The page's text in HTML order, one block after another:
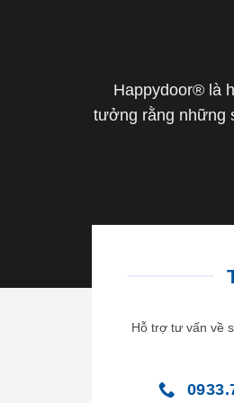
Happydoor® là
tưởng rằng những
Hỗ trợ tư vấn về